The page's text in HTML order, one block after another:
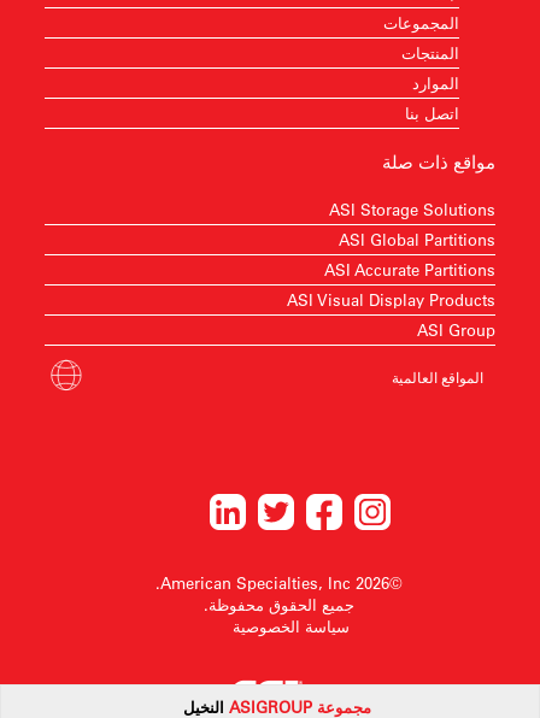
مجموعة GROUP النخيل
المجموعات
المنتجات
الموارد
اتصل بنا
مواقع ذات صلة
ASI Storage Solutions
ASI Global Partitions
ASI Accurate Partitions
ASI Visual Display Products
ASI Group
المواقع العالمية
©2026 American Specialties, Inc.
جميع الحقوق محفوظة.
سياسة الخصوصية